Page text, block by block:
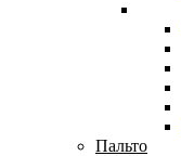
Пальто